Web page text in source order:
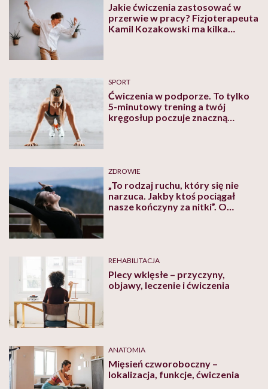
Jakie ćwiczenia zastosować w
przerwie w pracy? Fizjoterapeuta
Kamil Kozakowski ma kilka
SPORT
Ćwiczenia w podporze. To tylko
5-minutowy trening a twój
kręgosłup poczuje znaczną
ZDROWIE
„To rodzaj ruchu, który się nie
narzuca. Jakby ktoś pociągał
nasze kończyny za nitki”. O
REHABILITACJA
Plecy wklęsłe – przyczyny,
objawy, leczenie i ćwiczenia
ANATOMIA
Mięsień czworoboczny –
lokalizacja, funkcje, ćwiczenia